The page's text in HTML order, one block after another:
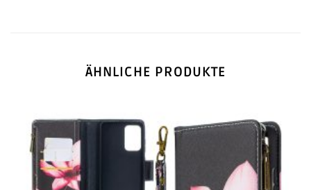
ÄHNLICHE PRODUKTE